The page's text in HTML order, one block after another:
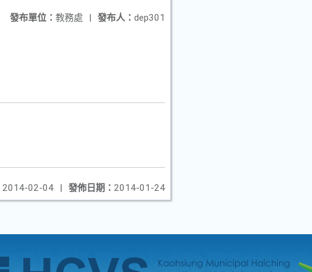
發布人： dep301
發布單位： 教務處 |
發佈日期： 2014-01-24
2014-02-04 |